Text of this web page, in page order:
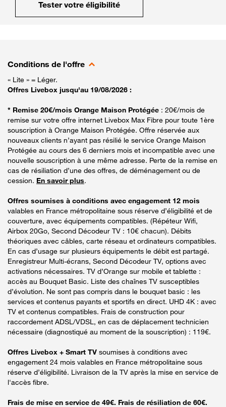
Tester votre éligibilité
Conditions de l'offre
« Lite » = Léger.
Offres Livebox jusqu'au 19/08/2026 :
* Remise 20€/mois Orange Maison Protégée : 20€/mois de
remise sur votre offre internet Livebox Max Fibre pour toute 1ère
souscription à Orange Maison Protégée. Offre réservée aux
nouveaux clients n’ayant pas résilié le service Orange Maison
Protégée au cours des 6 derniers mois et incompatible avec une
nouvelle souscription à une même adresse. Perte de la remise en
cas de résiliation d’une des offres, de déménagement ou de
cession. En savoir plus.
Offres soumises à conditions avec engagement 12 mois
valables en France métropolitaine sous réserve d’éligibilité et de
couverture, avec équipements compatibles. (Répéteur Wifi,
Airbox 20Go, Second Décodeur TV : 10€ chacun). Débits
théoriques avec câbles, carte réseau et ordinateurs compatibles.
En cas d’usage sur plusieurs équipements le débit est partagé.
Enregistreur Multi-écrans, Second Décodeur TV, options avec
activations nécessaires. TV d’Orange sur mobile et tablette :
accès au Bouquet Basic. Liste des chaînes TV susceptibles
d’évolution. Ne sont pas compris dans le bouquet basic : les
services et contenus payants et sportifs en direct. UHD 4K : avec
TV et contenus compatibles. Frais de construction pour
raccordement ADSL/VDSL, en cas de déplacement technicien
nécessaire (diagnostiqué au moment de la souscription) : 119€.
Offres Livebox + Smart TV soumises à conditions avec
engagement 24 mois valables en France métropolitaine sous
réserve d’éligibilité. Livraison de la TV après la mise en service de
l'accès fibre.
Frais de mise en service de 49€. Frais de résiliation de 60€.